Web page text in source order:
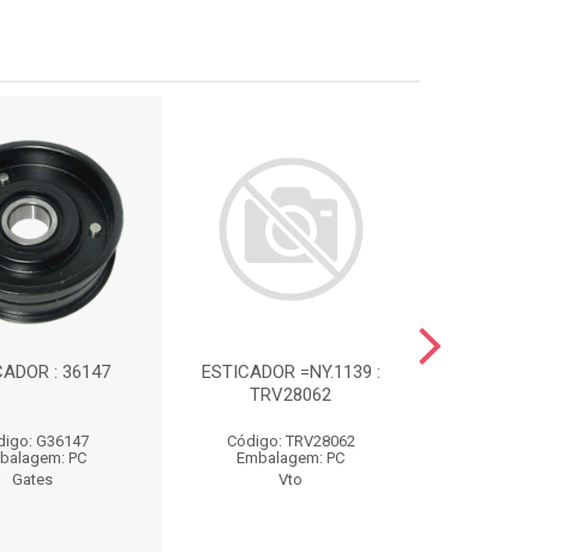
: 36147
G36147
PC
Gates
ESTICADOR =NY.1139 :
TRV28062
Código: TRV28062
Embalagem: PC
Vto